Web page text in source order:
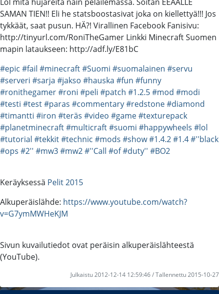
SAMAN TIEN!! Eli he statsboostasivat joka on kiellettyä!!! Jos
tykkäät, saat pusun. HÄ?! Virallinen Facebook Fanisivu:
http://tinyurl.com/RoniTheGamer Linkki Minecraft Suomen
mapin lataukseen: http://adf.ly/E81bC
#epic #fail #minecraft#Suomi #suomalainen #servu
#serveri #sarja #jakso #hauska #fun #funny
#ronithegamer#roni #peli #patch #1.2.5#mod #modi
#testi #test#paras #commentary#redstone#diamond
#timantti #iron #teräs #video #game#texturepack
#planetminecraft#multicraft#suomi #happywheels #lol
#tutorial #tekkit#technic #mods #show#1.4.2#1.4#''black
#ops #2'' #mw3#mw2#''Call #of#duty'' #BO2
Keräyksessä Pelit 2015
Alkuperäislähde: https://www.youtube.com/watch?
v=G7ymMWHeKJM
Sivun kuvailutiedot ovat peräisin alkuperäislähteestä
(YouTube).
Julkaistu 2012-12-14 12:59:46 / Tallennettu 2015-10-27